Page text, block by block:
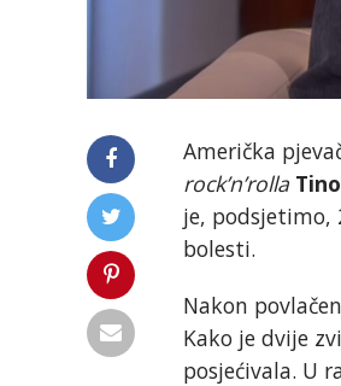
Američka
rock’n’rolla
je, podsjetimo,
bolesti.
Nakon
Kako je dvije
posjećivala. U